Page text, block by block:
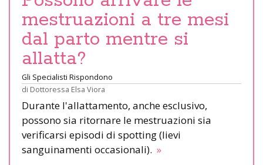
mestruazioni a tre mesi
dal parto mentre si
allatta?
Gli Specialisti Rispondono
di Dottoressa Elsa Viora
Durante l'allattamento, anche esclusivo,
possono sia ritornare le mestruazioni sia
verificarsi episodi di spotting (lievi
sanguinamenti occasionali). »